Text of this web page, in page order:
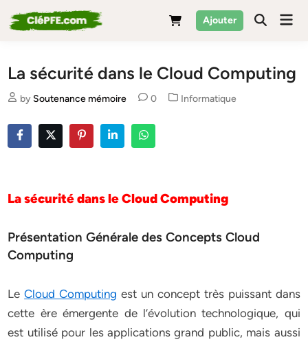
to
Ajouter
La sécurité dans le Cloud Computing
by Soutenance mémoire 0
Posted
Informatique
La sécurité dans le Cloud Computing
Présentation Générale des Concepts Cloud
Computing
LeCloud Computing est un concept très puissant dans
cette ère émergente de l’évolution technologique, qui
est utilisé pour les applications grand public, mais aussi